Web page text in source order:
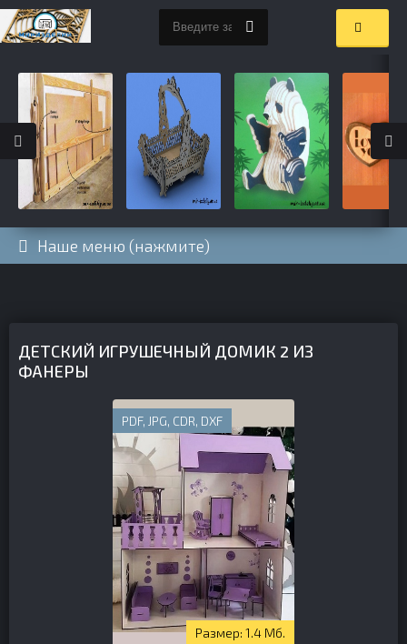
Наше меню (нажмите)
ДЕТСКИЙ ИГРУШЕЧНЫЙ ДОМИК 2 ИЗ
ФАНЕРЫ
PDF, JPG, CDR, DXF
1.4 Мб.